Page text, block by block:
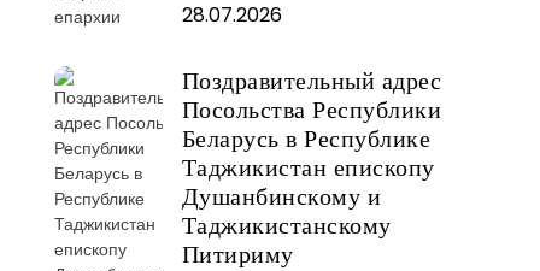
28.07.2026
Поздравительный адрес
Посольства Республики
Беларусь в Республике
Таджикистан епископу
Душанбинскому и
Таджикистанскому
Питириму